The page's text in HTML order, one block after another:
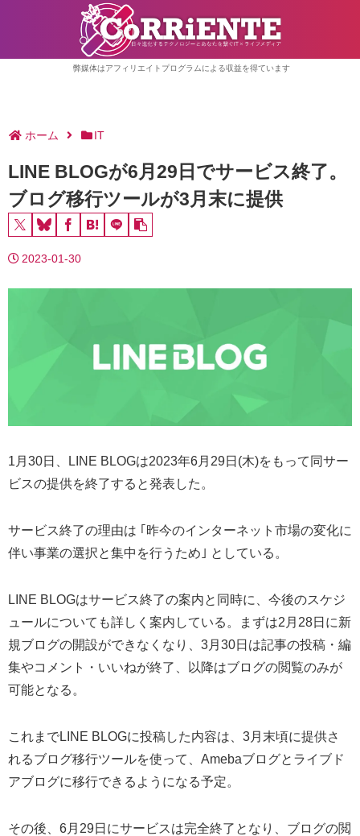
弊媒体はアフィリエイトプログラムによる収益を得ています
ホーム IT
LINE BLOGが6月29日でサービス終了。
ブログ移行ツールが3月末に提供
2023-01-30
1月30日、LINE BLOGは2023年6月29日(木)をもって同サー
ビスの提供を終了すると発表した。
サービス終了の理由は ｢昨今のインターネット市場の変化に
伴い事業の選択と集中を行うため｣ としている。
LINE BLOGはサービス終了の案内と同時に、今後のスケジ
ュールについても詳しく案内している。まずは2月28日に新
規ブログの開設ができなくなり、3月30日は記事の投稿・編
集やコメント・いいねが終了、以降はブログの閲覧のみが
可能となる。
これまでLINE BLOGに投稿した内容は、3月末頃に提供さ
れるブログ移行ツールを使って、Amebaブログとライブド
アブログに移行できるようになる予定。
その後、6月29日にサービスは完全終了となり、ブログの閲